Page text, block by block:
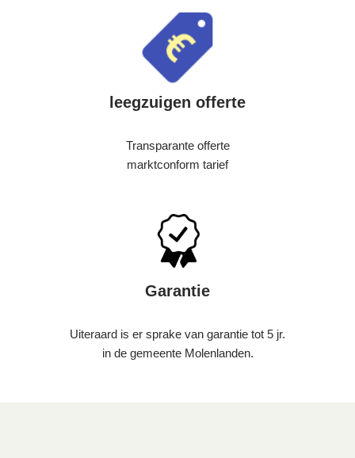
leegzuigen offerte
Transparante offerte
marktconform tarief
Garantie
Uiteraard is er sprake van garantie tot 5 jr.
in de gemeente Molenlanden.